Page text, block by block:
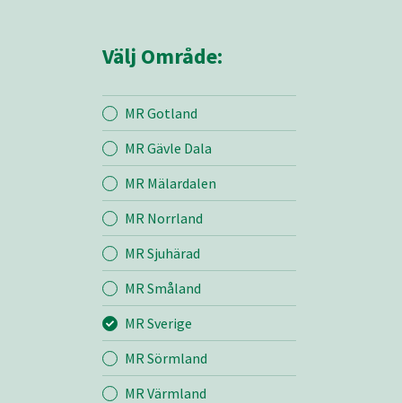
Mina sidor
MR Sverige
Entreprenad
Bemanning
Välj Område:
MR Gotland
MR Gävle Dala
MR Mälardalen
MR Norrland
MR Sjuhärad
MR Småland
MR Sverige
MR Sörmland
MR Värmland